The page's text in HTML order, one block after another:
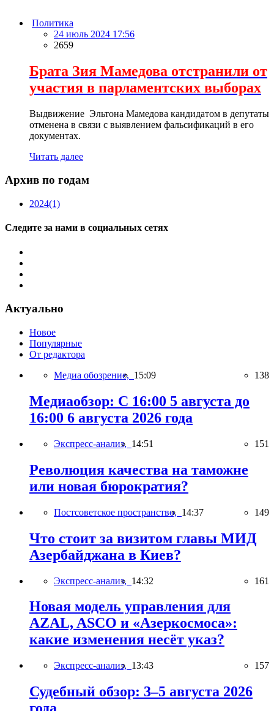
Политика
24 июль 2024 17:56
2659
Брата Зия Мамедова отстранили от
участия в парламентских выборах
Выдвижение Эльтона Мамедова кандидатом в депутаты
отменена в связи с выявлением фальсификаций в его
документах.
Читать далее
Архив по годам
2024(1)
Следите за нами в социальных сетях
Актуально
Новое
Популярные
От редактора
Медиа обозрение, 15:09 138
Медиаобзор: С 16:00 5 августа до
16:00 6 августа 2026 года
Экспресс-анализ, 14:51 151
Революция качества на таможне
или новая бюрократия?
Постсоветское пространство, 14:37 149
Что стоит за визитом главы МИД
Азербайджана в Киев?
Экспресс-анализ, 14:32 161
Новая модель управления для
AZAL, ASCO и «Азеркосмоса»:
какие изменения несёт указ?
Экспресс-анализ, 13:43 157
Судебный обзор: 3–5 августа 2026